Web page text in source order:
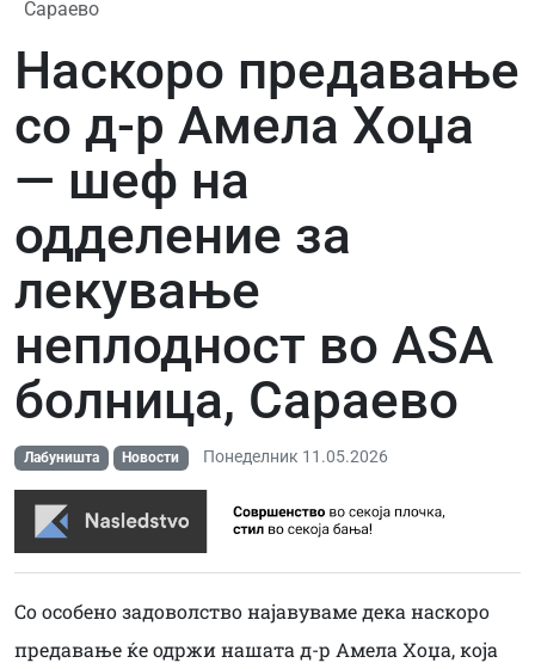
Сараево
Наскоро предавање
со д-р Амела Хоџа
— шеф на
одделение за
лекување
неплодност во ASA
болница, Сараево
Лабуништа Новости Понеделник 11.05.2026
Со особено задоволство најавуваме дека наскоро
предавање ќе одржи нашата д-р Амела Хоџа, која